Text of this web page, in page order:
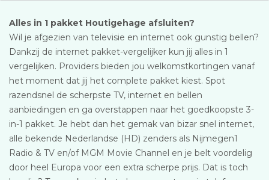
Alles in 1 pakket Houtigehage afsluiten?
Wil je afgezien van televisie en internet ook gunstig bellen?
Dankzij de internet pakket-vergelijker kun jij alles in 1
vergelijken. Providers bieden jou welkomstkortingen vanaf
het moment dat jij het complete pakket kiest. Spot
razendsnel de scherpste TV, internet en bellen
aanbiedingen en ga overstappen naar het goedkoopste 3-
in-1 pakket. Je hebt dan het gemak van bizar snel internet,
alle bekende Nederlandse (HD) zenders als Nijmegen1
Radio & TV en/of MGM Movie Channel en je belt voordelig
door heel Europa voor een extra scherpe prijs. Dat is toch